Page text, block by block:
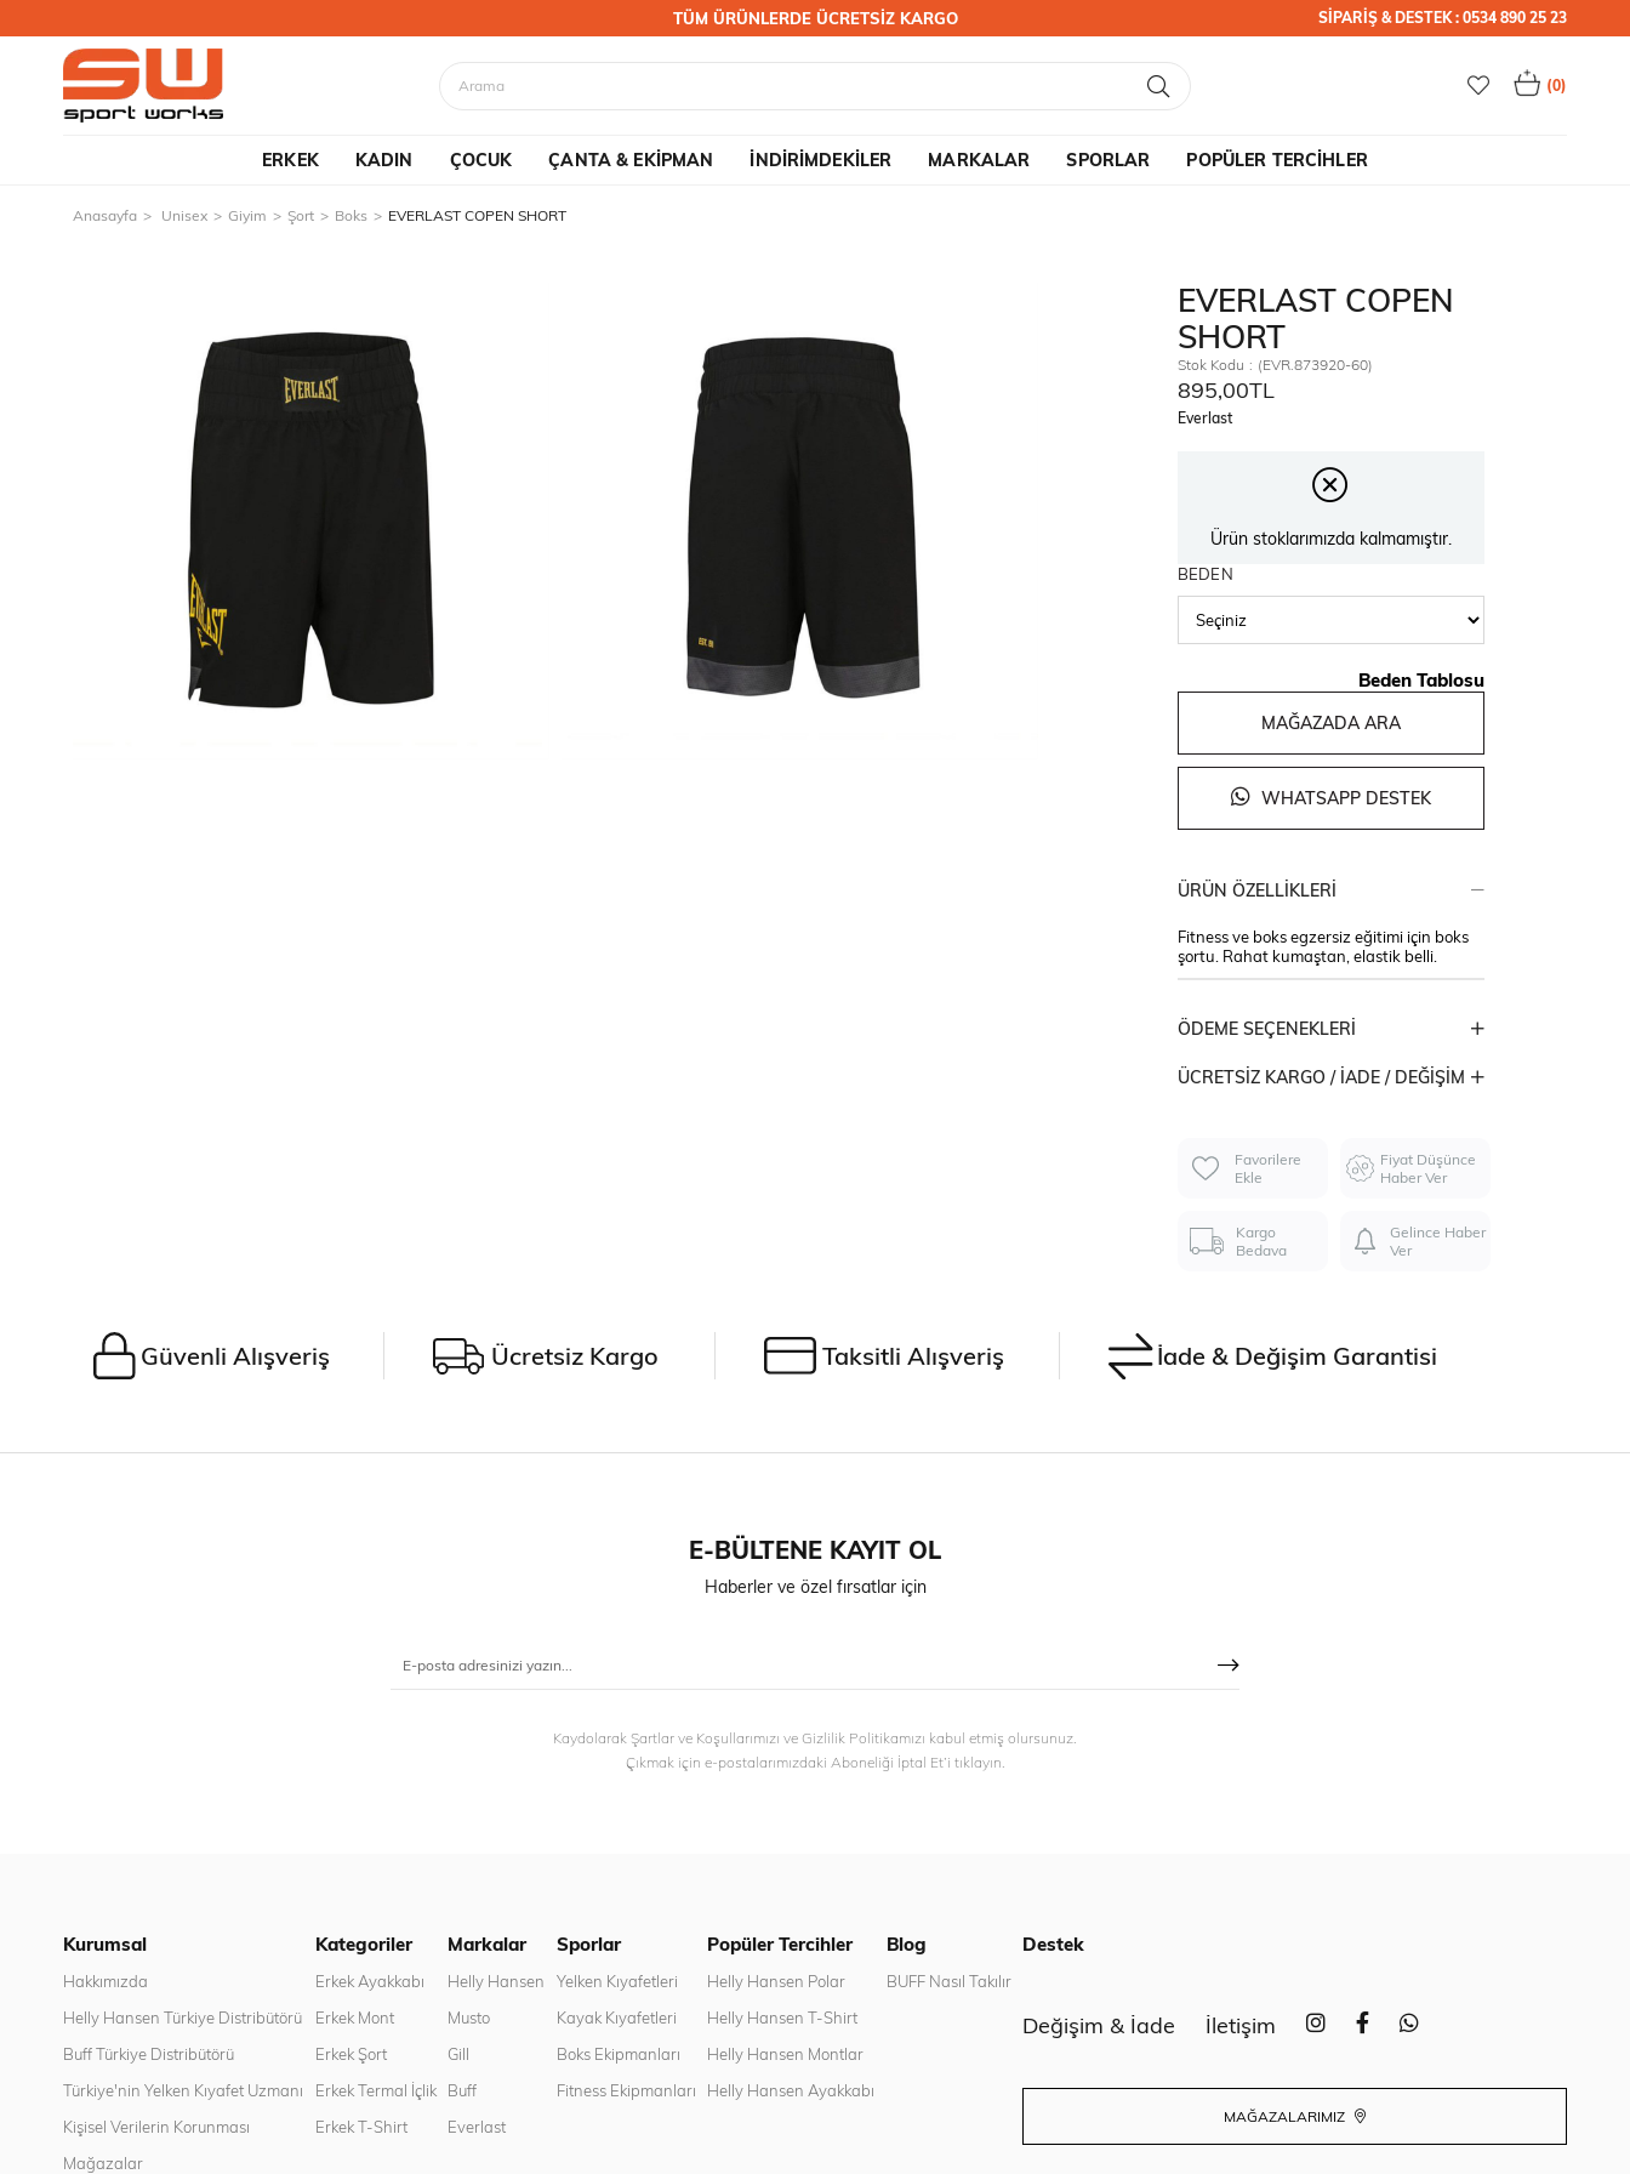
TÜM ÜRÜNLERDE ÜCRETSİZ KARGO SİPARİŞ & DESTEK : 0534 890 25 23
0
ERKEK KADIN ÇOCUK ÇANTA & EKİPMAN İNDİRİMDEKİLER MARKALAR SPORLAR POPÜLER TERCİHLER
Anasayfa Unisex Giyim Şort Boks EVERLAST COPEN SHORT
EVERLAST COPEN
SHORT
Stok Kodu (EVR.873920-60)
895,00TL
Everlast
Ürün stoklarımızda kalmamıştır.
BEDEN
Beden Tablosu
MAĞAZADA ARA
WHATSAPP DESTEK
ÜRÜN ÖZELLIKLERI
Fitness ve boks egzersiz eğitimi için boks
şortu. Rahat kumaştan, elastik belli.
ÖDEME SEÇENEKLERI
ÜCRETSIZ KARGO / İADE / DEĞIŞIM
Favorilere
Ekle
Fiyat Düşünce
Haber Ver
Kargo
Bedava
Gelince Haber
Ver
Güvenli Alışveriş Ücretsiz Kargo Taksitli Alışveriş İade & Değişim Garantisi
E-BÜLTENE KAYIT OL
Haberler ve özel fırsatlar için
Kaydolarak Şartlar ve Koşullarımızı ve Gizlilik Politikamızı kabul etmiş olursunuz.
Çıkmak için e-postalarımızdaki Aboneliği İptal Et’i tıklayın.
Kurumsal
Hakkımızda
Helly Hansen Türkiye Distribütörü
Buff Türkiye Distribütörü
Türkiye'nin Yelken Kıyafet Uzmanı
Kişisel Verilerin Korunması
Mağazalar
Kategoriler
Erkek Ayakkabı
Erkek Mont
Erkek Şort
Erkek Termal İçlik
Erkek T-Shirt
Markalar
Helly Hansen
Musto
Gill
Buff
Everlast
Sporlar
Yelken Kıyafetleri
Kayak Kıyafetleri
Boks Ekipmanları
Fitness Ekipmanları
Popüler Tercihler
Helly Hansen Polar
Helly Hansen T-Shirt
Helly Hansen Montlar
Helly Hansen Ayakkabı
Blog
BUFF Nasıl Takılır
Destek
Değişim & İade İletişim
MAĞAZALARIMIZ